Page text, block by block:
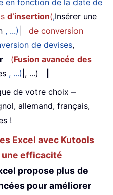
d’insertion(,Insérer une
, ...)
de conversion
de devises,
(Fusion avancée des
, ...) |, ...)
de votre choix –
allemand, français,
!
Excel avec Kutools
une efficacité
propose plus de
pour améliorer